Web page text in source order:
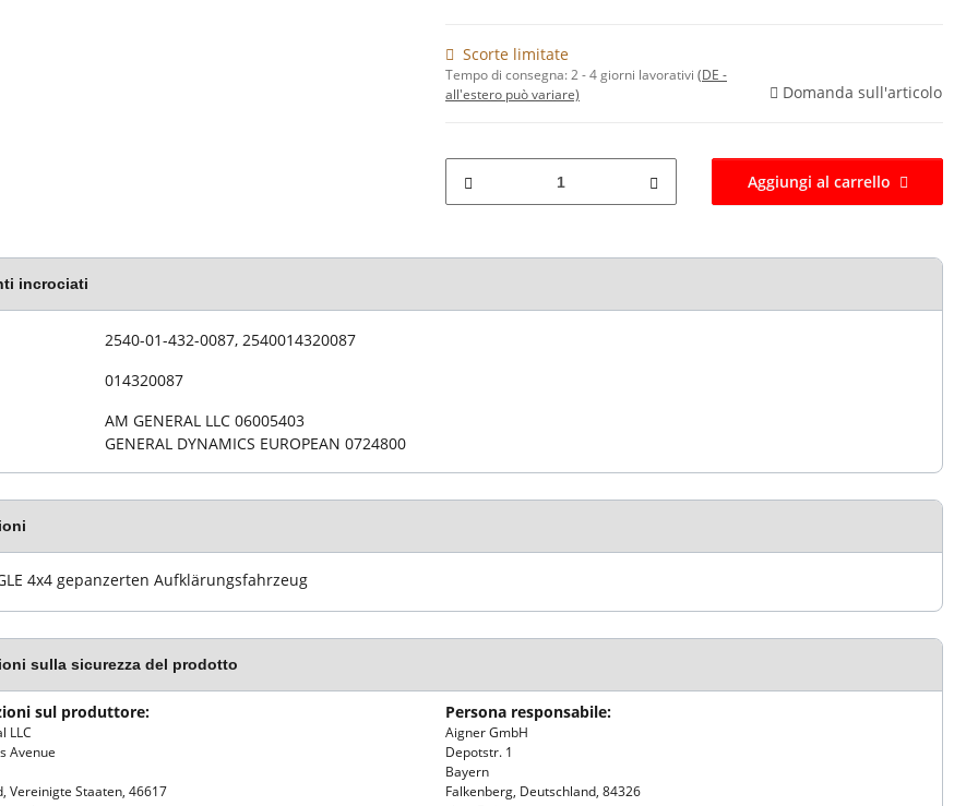
Scorte limitate
Tempo di consegna:2 - 4 giorni lavorativi (DE -
all'estero può variare)
Domanda sull'articolo
Aggiungi al carrello
incrociati
2540-01-432-0087, 2540014320087
014320087
AM GENERAL LLC 06005403
GENERAL DYNAMICS EUROPEAN 0724800
4x4 gepanzerten Aufklärungsfahrzeug
sulla sicurezza del prodotto
sul produttore:
LLC
Avenue
Vereinigte Staaten, 46617
Persona responsabile:
Aigner GmbH
Depotstr. 1
Bayern
Falkenberg, Deutschland, 84326